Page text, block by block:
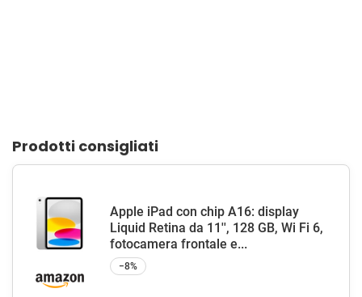
Prodotti consigliati
Apple iPad con chip A16: display
Liquid Retina da 11'', 128 GB, Wi Fi 6,
fotocamera frontale e...
−8%